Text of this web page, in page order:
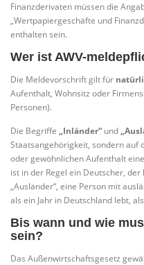
Finanzderivaten müssen die
„Wertpapiergeschäfte und
enthalten sein.
Wer ist AWV-
Die Meldevorschrift gilt für
Aufenthalt, Wohnsitz oder
Personen).
Die Begriffe „Inländer“ und
Staatsangehörigkeit, sondern auf
oder gewöhnlichen Aufenthalt
ist in der Regel ein Deutscher,
„Ausländer“, eine Person mit
als ein Jahr in Deutschland lebt,
Bis wann und wie
sein?
Das Außenwirtschaftsgesetz